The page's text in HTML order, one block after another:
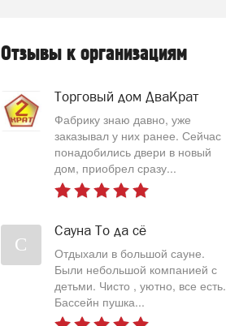
Отзывы к организациям
Торговый дом ДваКрат
Фабрику знаю давно, уже
заказывал у них ранее. Сейчас
понадобились двери в новый
дом, приобрел сразу...
С
Сауна То да сё
Отдыхали в большой сауне.
Были небольшой компанией с
детьми. Чисто , уютно, все есть.
Бассейн пушка...